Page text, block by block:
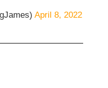
April 8, 2022